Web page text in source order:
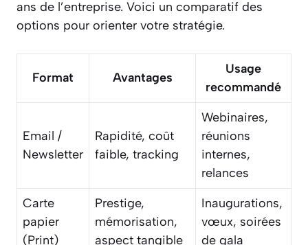
ans de l’entreprise. Voici un comparatif des
options pour orienter votre stratégie.
Format Avantages
Usage
recommandé
Email /
Newsletter
Rapidité, coût
faible, tracking
Webinaires,
réunions
internes,
relances
Carte
papier
(Print)
Prestige,
mémorisation,
aspect tangible
Inaugurations,
vœux, soirées
de gala